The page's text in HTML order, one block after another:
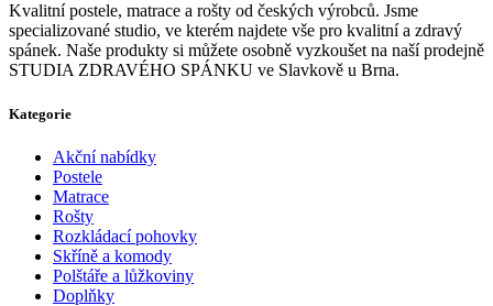
Kvalitní postele, matrace a rošty od českých výrobců. Jsme
specializované studio, ve kterém najdete vše pro kvalitní a zdravý
spánek. Naše produkty si můžete osobně vyzkoušet na naší prodejně
STUDIA ZDRAVÉHO SPÁNKU ve Slavkově u Brna.
Kategorie
Akční nabídky
Postele
Matrace
Rošty
Rozkládací pohovky
Skříně a komody
Polštáře a lůžkoviny
Doplňky